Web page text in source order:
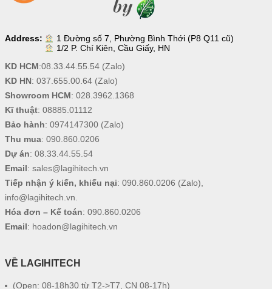
Address:
1 Đường số 7, Phường Bình Thới (P8 Q11 cũ)
1/2 P. Chí Kiên, Cầu Giấy, HN
KD HCM:08.33.44.55.54(Zalo)
KD HN: 037.655.00.64(Zalo)
Showroom HCM: 028.3962.1368
Kĩ thuật: 08885.01112
Bảo hành: 0974147300(Zalo)
Thu mua: 090.860.0206
Dự án: 08.33.44.55.54
Email: sales@lagihitech.vn
Tiếp nhận ý kiến, khiếu nại: 090.860.0206 (Zalo),
info@lagihitech.vn.
Hóa đơn – Kế toán: 090.860.0206
Email: hoadon@lagihitech.vn
VỀ LAGIHITECH
(Open: 08-18h30 từ T2->T7, CN 08-17h)